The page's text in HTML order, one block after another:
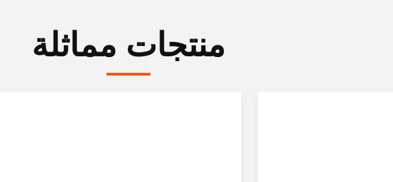
منتجات مماثلة